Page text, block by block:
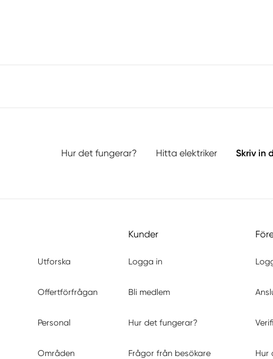
Hur det fungerar? Hitta elektriker Skriv in
Utforska
Offertförfrågan
Personal
Områden
Kunder
Logga in
Bli medlem
Hur det fungerar?
Frågor från besökare Hur